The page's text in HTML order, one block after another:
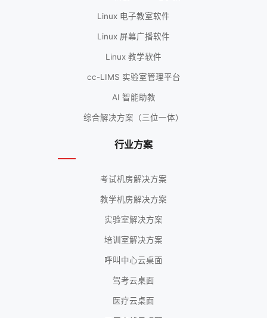
Linux 电子教室软件
Linux 屏幕广播软件
Linux 教学软件
cc-LIMS 实验室管理平台
AI 智能助教
综合解决方案（三位一体）
行业方案
考试机房解决方案
教学机房解决方案
实验室解决方案
培训室解决方案
呼叫中心云桌面
驾考云桌面
医疗云桌面